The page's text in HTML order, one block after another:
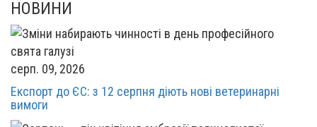
НОВИНИ
серп. 09, 2026
Експорт до ЄС: з 12 серпня діють нові ветеринарні
вимоги